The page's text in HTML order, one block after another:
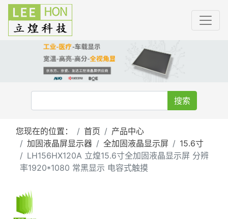
搜索
您现在的位置： 首页
产品中心
加固液晶屏显示器
全加固液晶显示屏
15.6寸
LH156HX120A 立煌15.6寸全加固液晶显示屏 分辨
率1920*1080 常黑显示 电容式触摸